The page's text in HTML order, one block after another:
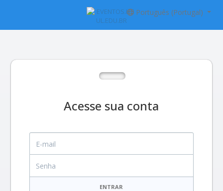
Português (Portugal)
Acesse sua conta
E-mail
ENTRAR